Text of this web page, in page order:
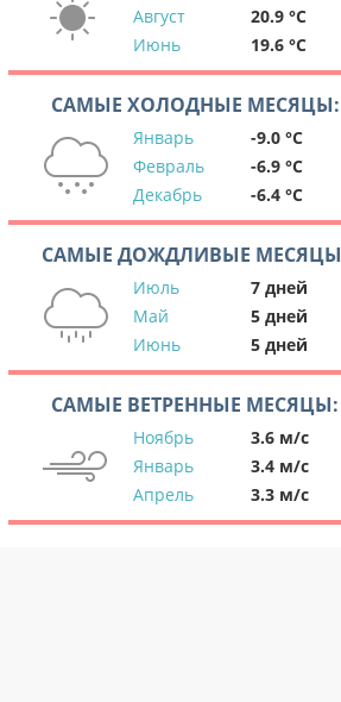
Август
20.9 °C
Июнь
19.6 °C
САМЫЕ ХОЛОДНЫЕ МЕСЯЦЫ:
Январь
-9.0 °C
Февраль
-6.9 °C
Декабрь
-6.4 °C
САМЫЕ ДОЖДЛИВЫЕ
Июль
7 дней
Май
5 дней
Июнь
5 дней
САМЫЕ ВЕТРЕННЫЕ МЕСЯЦЫ:
Ноябрь
3.6 м/с
Январь
3.4 м/с
Апрель
3.3 м/с